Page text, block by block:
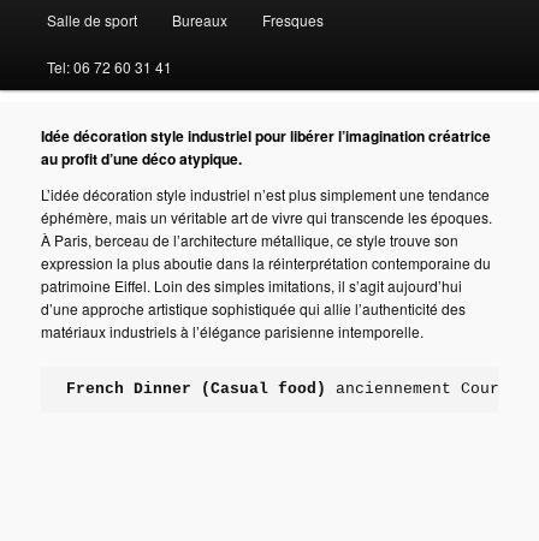
Salle de sport Bureaux Fresques
Tel: 06 72 60 31 41
Idée décoration style industriel pour libérer l’imagination créatrice
au profit d’une déco atypique.
L’idée décoration style industriel n’est plus simplement une tendance
éphémère, mais un véritable art de vivre qui transcende les époques.
À Paris, berceau de l’architecture métallique, ce style trouve son
expression la plus aboutie dans la réinterprétation contemporaine du
patrimoine Eiffel. Loin des simples imitations, il s’agit aujourd’hui
d’une approche artistique sophistiquée qui allie l’authenticité des
matériaux industriels à l’élégance parisienne intemporelle.
French Dinner (Casual food) anciennement Courte